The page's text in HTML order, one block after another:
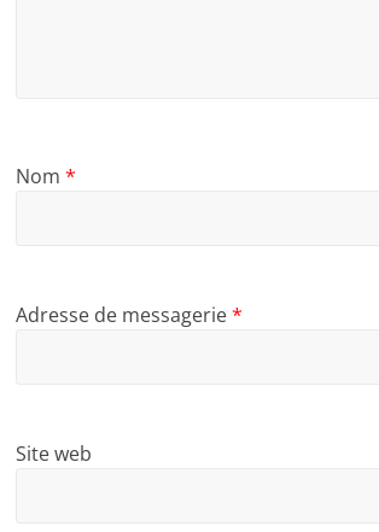
Nom*
Adresse de messagerie*
Site web